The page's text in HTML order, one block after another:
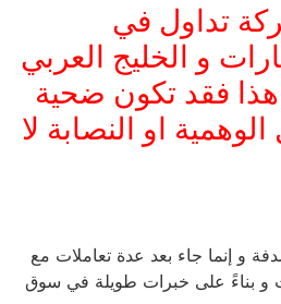
تداول في
و الخليج العربي
هذا فقد تكون ضحية
او النصابة لا
و إنما جاء بعد عدة تعاملات مع
و بناءً على خبرات طويلة في سوق